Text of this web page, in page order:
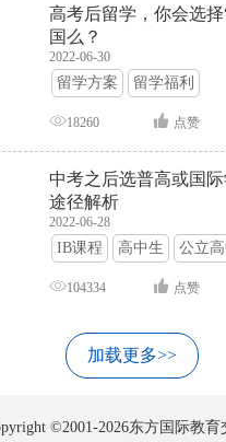
高考后留学，你会选
国么？
2022-06-30
留学方案 留学福利
18260 点赞
中考之后选普高或国
途径解析
2022-06-28
IB课程 高中生 公立高
104334 点赞
加载更多>>
©2001-2026东方国际教育